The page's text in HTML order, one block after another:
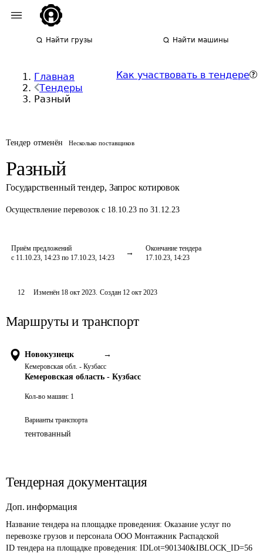
Найти грузы Найти машины
Главная
Тендеры
Разный
Как участвовать в тендере
Тендер отменён Несколько поставщиков
Разный
Государственный тендер, Запрос котировок
Осуществление перевозок с 18.10.23 по 31.12.23
Приём предложений
с 11.10.23, 14:23 по 17.10.23, 14:23
Окончание тендера
17.10.23, 14:23
12 Изменён 18 окт 2023. Создан 12 окт 2023
Маршруты и транспорт
Новокузнецк →
Кемеровская обл. - Кузбасс
Кемеровская область - Кузбасс
Кол-во машин: 1
Варианты транспорта
тентованный
Тендерная документация
Доп. информация
Название тендера на площадке проведения: Оказание услуг по
перевозке грузов и персонала ООО Монтажник Распадской
ID тендера на площадке проведения: IDLot=901340&IBLOCK_ID=56